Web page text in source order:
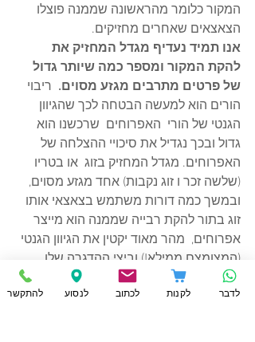
המקור כלומר מהראשונה שממנה פוצלו
הצאצאים שאחרים מחזיקים.
אנו תמיד נעדיף מגדל המחזיק את
להקת המקור ומספר כמה שיותר גדול
של פרטים מתרבים מגזע מסוים. ריבוי
הורים הוא למעשה הבטחה לכך שהגיוון
הגנטי של הורי  האפרוחים  שרכשנו הוא
גדול ובכך נגדיל את סיכויי ההצלחה של
האפרוחים. מגדל המחזיק בזוג  או בטריו
(שלשה זכר ו זוג נקבות) אחד מגזע מסוים,
ובמשך כמה דורות משתמש בצאצאי אותו
זוג בתור להקת רבייה שממנה הוא מייצר
אפרוחים,  מהר מאוד יקטין את הגיוון הגנטי
(המצומצם ממילא!) וביצי ההדגרה שלו
יסבלו מבעיות ההולכות וגדלות של
התפתחות ובקיעה כמו כן מאפרוחים
להתקשר לנסוע לכתוב לקנות לדבר